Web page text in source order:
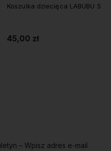
Koszulka dziecięca LABUBU 5
45,00 zł
– Wpisz adres e-mail